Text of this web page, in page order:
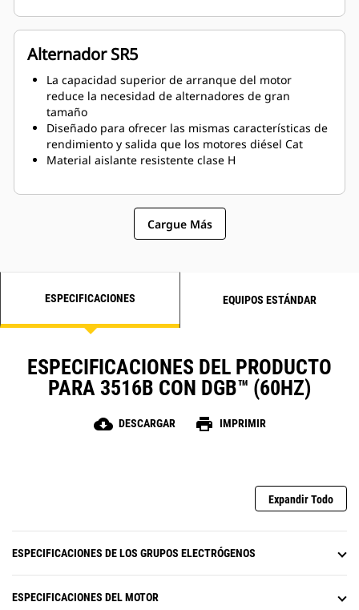
Alternador SR5
La capacidad superior de arranque del motor
reduce la necesidad de alternadores de gran
tamaño
Diseñado para ofrecer las mismas características de
rendimiento y salida que los motores diésel Cat
Material aislante resistente clase H
Cargue Más
ESPECIFICACIONES EQUIPOS ESTÁNDAR
ESPECIFICACIONES DEL PRODUCTO
PARA 3516B CON DGB™ (60HZ)
cloud_download DESCARGAR print IMPRIMIR
Expandir Todo
ESPECIFICACIONES DE LOS GRUPOS ELECTRÓGENOS
ESPECIFICACIONES DEL MOTOR